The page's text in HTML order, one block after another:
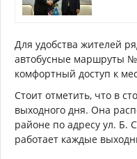
Для удобства жителей
автобусные маршруты №
комфортный доступ к
Стоит отметить, что в
выходного дня. Она
районе по адресу ул. Б.
работает каждые